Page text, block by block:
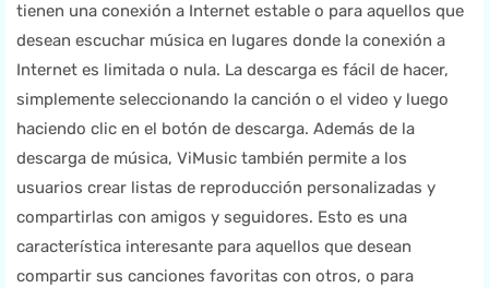
tienen una conexión a Internet estable o para aquellos que
desean escuchar música en lugares donde la conexión a
Internet es limitada o nula. La descarga es fácil de hacer,
simplemente seleccionando la canción o el video y luego
haciendo clic en el botón de descarga. Además de la
descarga de música, ViMusic también permite a los
usuarios crear listas de reproducción personalizadas y
compartirlas con amigos y seguidores. Esto es una
característica interesante para aquellos que desean
compartir sus canciones favoritas con otros, o para